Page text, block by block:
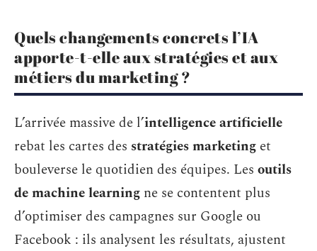
Quels changements concrets l’IA
apporte-t-elle aux stratégies et aux
métiers du marketing ?
L’arrivée massive de l’intelligence artificielle
rebat les cartes des stratégies marketing et
bouleverse le quotidien des équipes. Les outils
de machine learning ne se contentent plus
d’optimiser des campagnes sur Google ou
Facebook : ils analysent les résultats, ajustent